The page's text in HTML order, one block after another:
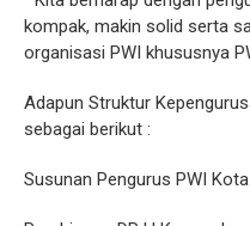
kompak, makin solid serta
organisasi PWI khususnya
Adapun Struktur
sebagai berikut :
Susunan Pengurus PWI